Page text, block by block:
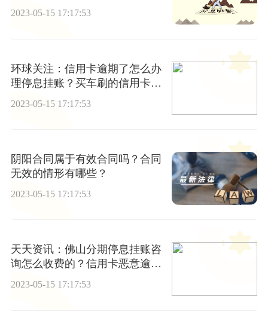
放弃催收
2023-05-15 17:17:53
环球关注：信用卡逾期了怎么办
理停息挂账？买车刷的信用卡是
2023-05-15 17:17:53
阴阳合同属于有效合同吗？合同
无效的情形有哪些？
2023-05-15 17:17:53
天天资讯：佛山分期停息挂账咨
询怎么收费的？信用卡恶意逾期
会带来哪些后果？
2023-05-15 17:17:53